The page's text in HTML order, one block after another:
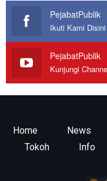
PejabatPublik
Ikuti Kami Disini
PejabatPublik
Home News
Tokoh
Info